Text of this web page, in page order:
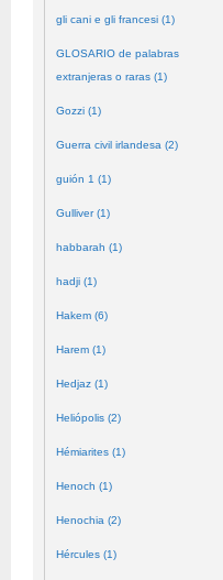
gli cani e gli francesi (1)
GLOSARIO de palabras
extranjeras o raras (1)
Gozzi (1)
Guerra civil irlandesa (2)
guión 1 (1)
Gulliver (1)
habbarah (1)
hadji (1)
Hakem (6)
Harem (1)
Hedjaz (1)
Heliópolis (2)
Hémiarites (1)
Henoch (1)
Henochia (2)
Hércules (1)